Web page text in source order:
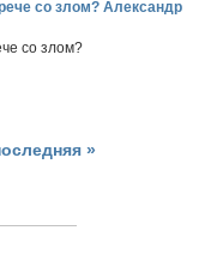
со злом? Александр
со злом?
»